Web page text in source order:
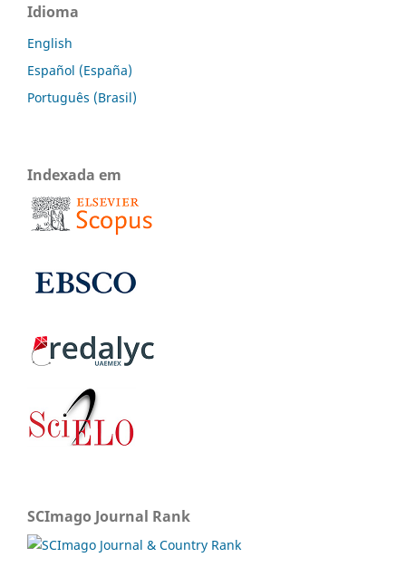
Idioma
English
Español (España)
Português (Brasil)
Indexada em
SCImago Journal Rank